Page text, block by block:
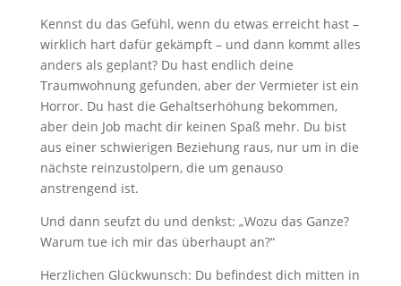
Kennst du das Gefühl, wenn du etwas erreicht hast –
wirklich hart dafür gekämpft – und dann kommt alles
anders als geplant? Du hast endlich deine
Traumwohnung gefunden, aber der Vermieter ist ein
Horror. Du hast die Gehaltserhöhung bekommen,
aber dein Job macht dir keinen Spaß mehr. Du bist
aus einer schwierigen Beziehung raus, nur um in die
nächste reinzustolpern, die um genauso
anstrengend ist.
Und dann seufzt du und denkst: „Wozu das Ganze?
Warum tue ich mir das überhaupt an?“
Herzlichen Glückwunsch: Du befindest dich mitten in